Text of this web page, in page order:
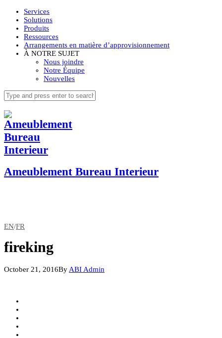
Services
Solutions
Produits
Ressources
Arrangements en matière d’approvisionnement
À NOTRE SUJET
Nous joindre
Notre Équipe
Nouvelles
Ameublement Bureau Interieur
EN/FR
fireking
October 21, 2016By ABI Admin